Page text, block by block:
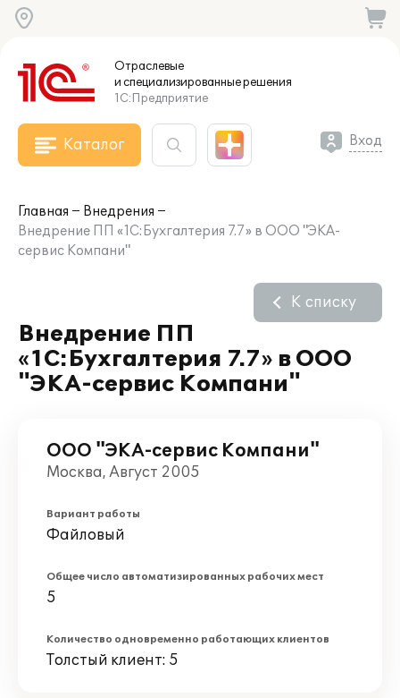
Отраслевые
и специализированныерешения
1С:Предприятие
Каталог Вход
Главная
Внедрения
Внедрение ПП «1С:Бухгалтерия 7.7» в ООО "ЭКА-
сервис Компани"
Внедрение ПП
«1С:Бухгалтерия 7.7» в ООО
"ЭКА-сервис Компани"
К списку
ООО "ЭКА-сервис Компани"
Москва, Август 2005
Вариант работы
Файловый
Общее число автоматизированных рабочих мест
5
Количество одновременно работающих клиентов
Толстый клиент: 5